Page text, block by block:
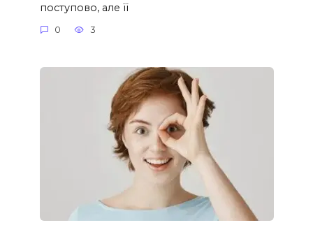
поступово, але її
0 3